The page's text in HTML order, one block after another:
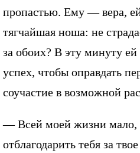
пропастью. Ему — вера,
тягчайшая ноша: не
за обоих? В эту минуту ей
успех, чтобы оправдать
соучастие в возможной
— Всей моей жизни мало,
отблагодарить тебя за